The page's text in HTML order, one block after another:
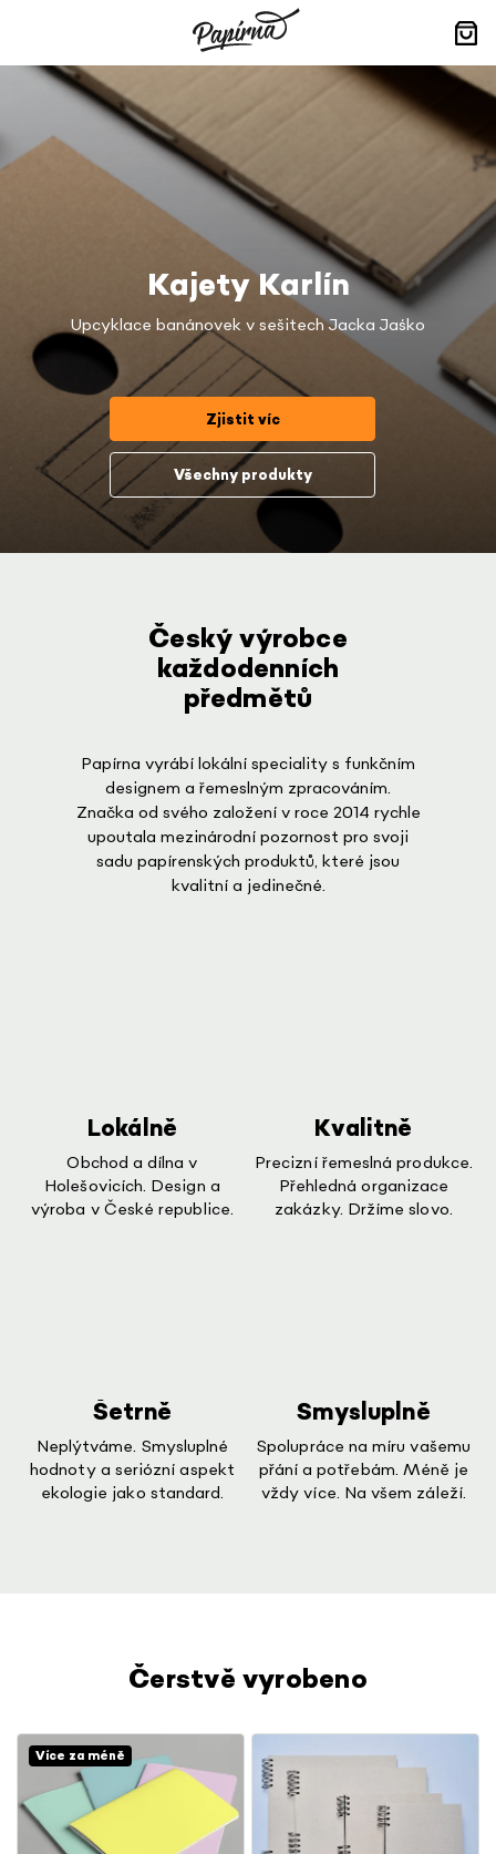
Kajety Karlín
Upcyklace banánovek v sešitech Jacka Jaśko
Zjistit víc
Všechny produkty
Český výrobce
každodenních
předmětů
Papírna vyrábí lokální speciality s funkčním
designem a řemeslným zpracováním.
Značka od svého založení v roce 2014 rychle
upoutala mezinárodní pozornost pro svoji
sadu papírenských produktů, které jsou
kvalitní a jedinečné.
Lokálně
Obchod a dílna v
Holešovicích. Design a
výroba v České republice.
Kvalitně
Precizní řemeslná produkce.
Přehledná organizace
zakázky. Držíme slovo.
Šetrně
Neplýtváme. Smysluplné
hodnoty a seriózní aspekt
ekologie jako standard.
Smysluplně
Spolupráce na míru vašemu
přání a potřebám. Méně je
vždy více. Na všem záleží.
Čerstvě vyrobeno
Více za méně